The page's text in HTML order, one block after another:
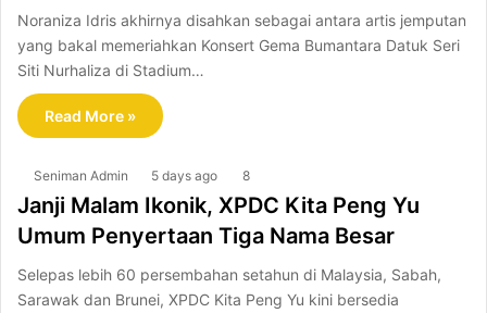
Noraniza Idris akhirnya disahkan sebagai antara artis jemputan
yang bakal memeriahkan Konsert Gema Bumantara Datuk Seri
Siti Nurhaliza di Stadium…
Read More »
Seniman Admin 5 days ago 8
Janji Malam Ikonik, XPDC Kita Peng Yu
Umum Penyertaan Tiga Nama Besar
Selepas lebih 60 persembahan setahun di Malaysia, Sabah,
Sarawak dan Brunei, XPDC Kita Peng Yu kini bersedia